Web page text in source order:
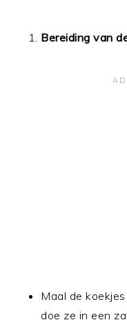
Bereiding van
Maal de
doe ze in een